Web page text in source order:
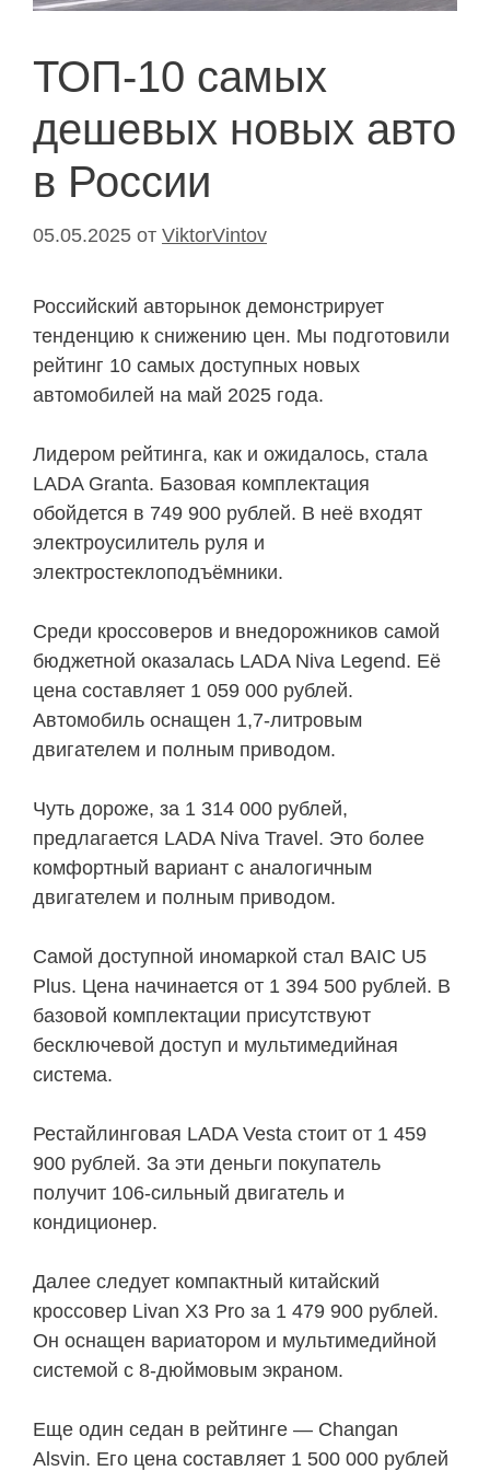
ТОП-10 самых
дешевых новых авто
в России
05.05.2025 от ViktorVintov
Российский авторынок демонстрирует
тенденцию к снижению цен. Мы подготовили
рейтинг 10 самых доступных новых
автомобилей на май 2025 года.
Лидером рейтинга, как и ожидалось, стала
LADA Granta. Базовая комплектация
обойдется в 749 900 рублей. В неё входят
электроусилитель руля и
электростеклоподъёмники.
Среди кроссоверов и внедорожников самой
бюджетной оказалась LADA Niva Legend. Её
цена составляет 1 059 000 рублей.
Автомобиль оснащен 1,7-литровым
двигателем и полным приводом.
Чуть дороже, за 1 314 000 рублей,
предлагается LADA Niva Travel. Это более
комфортный вариант с аналогичным
двигателем и полным приводом.
Самой доступной иномаркой стал BAIC U5
Plus. Цена начинается от 1 394 500 рублей. В
базовой комплектации присутствуют
бесключевой доступ и мультимедийная
система.
Рестайлинговая LADA Vesta стоит от 1 459
900 рублей. За эти деньги покупатель
получит 106-сильный двигатель и
кондиционер.
Далее следует компактный китайский
кроссовер Livan X3 Pro за 1 479 900 рублей.
Он оснащен вариатором и мультимедийной
системой с 8-дюймовым экраном.
Еще один седан в рейтинге — Changan
Alsvin. Его цена составляет 1 500 000 рублей